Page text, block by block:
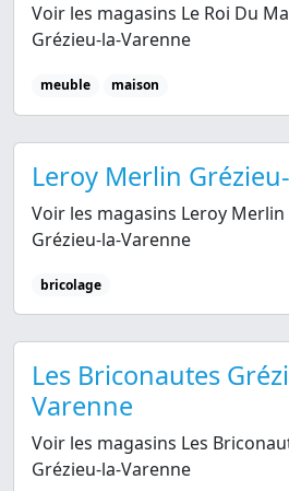
Voir les magasins Le Roi Du
Grézieu-la-Varenne
meuble maison
Leroy Merlin
Voir les magasins Leroy
Grézieu-la-Varenne
bricolage
Les Briconautes
Varenne
Voir les magasins Les
Grézieu-la-Varenne